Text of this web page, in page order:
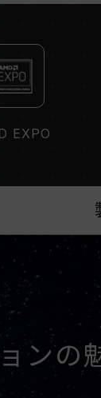
オ
テ
EXPO
ンの